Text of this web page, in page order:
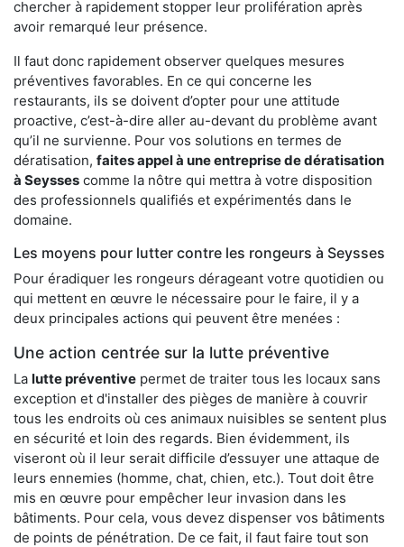
chercher à rapidement stopper leur prolifération après
avoir remarqué leur présence.
Il faut donc rapidement observer quelques mesures
préventives favorables. En ce qui concerne les
restaurants, ils se doivent d’opter pour une attitude
proactive, c’est-à-dire aller au-devant du problème avant
qu’il ne survienne. Pour vos solutions en termes de
dératisation, faites appel à une entreprise de dératisation
à Seysses comme la nôtre qui mettra à votre disposition
des professionnels qualifiés et expérimentés dans le
domaine.
Les moyens pour lutter contre les rongeurs à Seysses
Pour éradiquer les rongeurs dérageant votre quotidien ou
qui mettent en œuvre le nécessaire pour le faire, il y a
deux principales actions qui peuvent être menées :
Une action centrée sur la lutte préventive
La lutte préventive permet de traiter tous les locaux sans
exception et d'installer des pièges de manière à couvrir
tous les endroits où ces animaux nuisibles se sentent plus
en sécurité et loin des regards. Bien évidemment, ils
viseront où il leur serait difficile d’essuyer une attaque de
leurs ennemies (homme, chat, chien, etc.). Tout doit être
mis en œuvre pour empêcher leur invasion dans les
bâtiments. Pour cela, vous devez dispenser vos bâtiments
de points de pénétration. De ce fait, il faut faire tout son